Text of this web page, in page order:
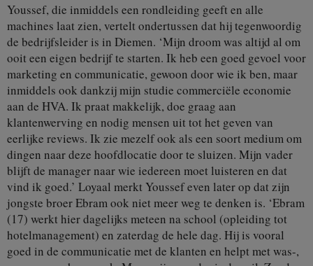
Youssef, die inmiddels een rondleiding geeft en alle
machines laat zien, vertelt ondertussen dat hij tegenwoordig
de bedrijfsleider is in Diemen. ‘Mijn droom was altijd al om
ooit een eigen bedrijf te starten. Ik heb een goed gevoel voor
marketing en communicatie, gewoon door wie ik ben, maar
inmiddels ook dankzij mijn studie commerciële economie
aan de HVA. Ik praat makkelijk, doe graag aan
klantenwerving en nodig mensen uit tot het geven van
eerlijke reviews. Ik zie mezelf ook als een soort medium om
dingen naar deze hoofdlocatie door te sluizen. Mijn vader
blijft de manager naar wie iedereen moet luisteren en dat
vind ik goed.’ Loyaal merkt Youssef even later op dat zijn
jongste broer Ebram ook niet meer weg te denken is. ‘Ebram
(17) werkt hier dagelijks meteen na school (opleiding tot
hotelmanagement) en zaterdag de hele dag. Hij is vooral
goed in de communicatie met de klanten en helpt met was-,